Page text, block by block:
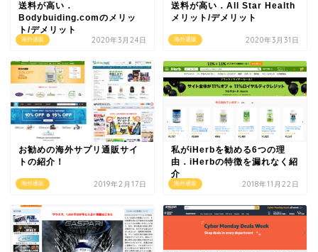
海外通販
送料が高い．
Bodybuiding.comのメリッ
ト/デメリット
2020年3月24日 海外通販
送料が高い．All Star Health
メリット/デメリット
2020年3月31日
海外通販
お勧めの海外サプリ通販サイ
トの紹介！
2019年2月17日 海外通販
私がiHerbを勧める6つの理
由．iHerbの特徴を漏れなく紹
介
2018年11月22日